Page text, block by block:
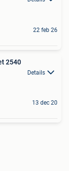
22 feb 26
2540
Details
13 dec 20